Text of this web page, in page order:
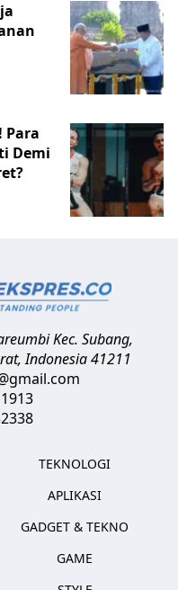
Para
Demi
Kec. Subang,
,Indonesia41211
TEKNOLOGI
APLIKASI
GADGET & TEKNO
GAME